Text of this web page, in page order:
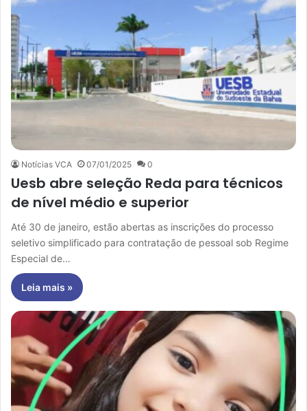
Notícias VCA 07/01/2025 0
Uesb abre seleção Reda para técnicos
de nível médio e superior
Até 30 de janeiro, estão abertas as inscrições do processo
seletivo simplificado para contratação de pessoal sob Regime
Especial de…
Leia mais »